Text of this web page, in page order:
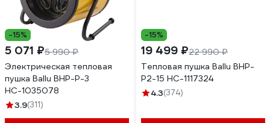
-15%
5 071 ₽5 990 ₽
Электрическая тепловая
пушка Ballu BHP-P-3
НС-1035078
3.9(311)
-15%
19 499 ₽22 990 ₽
Тепловая пушка Ballu BHP-
P2-15 НС-1117324
4.3(374)